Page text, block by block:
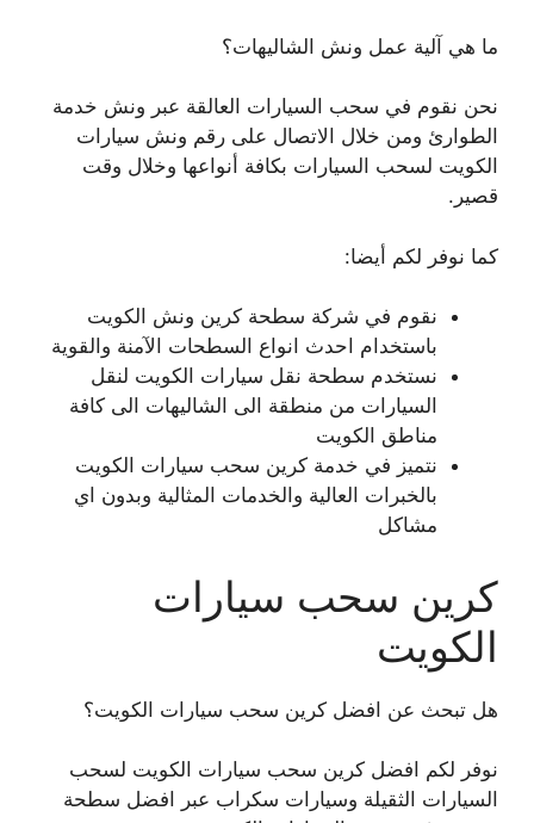
ما هي آلية عمل ونش الشاليهات؟
نحن نقوم في سحب السيارات العالقة عبر ونش خدمة
الطوارئ ومن خلال الاتصال على رقم ونش سيارات
الكويت لسحب السيارات بكافة أنواعها وخلال وقت
قصير.
كما نوفر لكم أيضا:
نقوم في شركة سطحة كرين ونش الكويت
باستخدام احدث انواع السطحات الآمنة والقوية
نستخدم سطحة نقل سيارات الكويت لنقل
السيارات من منطقة الى الشاليهات الى كافة
مناطق الكويت
نتميز في خدمة كرين سحب سيارات الكويت
بالخبرات العالية والخدمات المثالية وبدون اي
مشاكل
كرين سحب سيارات
الكويت
هل تبحث عن افضل كرين سحب سيارات الكويت؟
نوفر لكم افضل كرين سحب سيارات الكويت لسحب
السيارات الثقيلة وسيارات سكراب عبر افضل سطحة